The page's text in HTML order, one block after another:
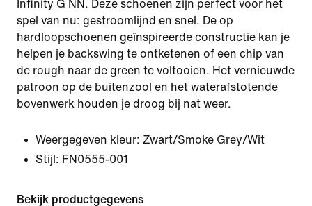
Infinity G NN. Deze schoenen zijn perfect voor het
spel van nu: gestroomlijnd en snel. De op
hardloopschoenen geïnspireerde constructie kan je
helpen je backswing te ontketenen of een chip van
de rough naar de green te voltooien. Het vernieuwde
patroon op de buitenzool en het waterafstotende
bovenwerk houden je droog bij nat weer.
Weergegeven kleur: Zwart/Smoke Grey/Wit
Stijl: FN0555-001
Bekijk productgegevens